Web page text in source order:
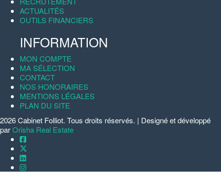
ACTUALITÉS
OUTILS FINANCIERS
INFORMATION
MON COMPTE
MA SÉLECTION
CONTACT
NOS HONORAIRES
MENTIONS LÉGALES
PLAN DU SITE
2026 Cabinet Folliot. Tous droits réservés. | Designé et développé
parOrisha Real Estate